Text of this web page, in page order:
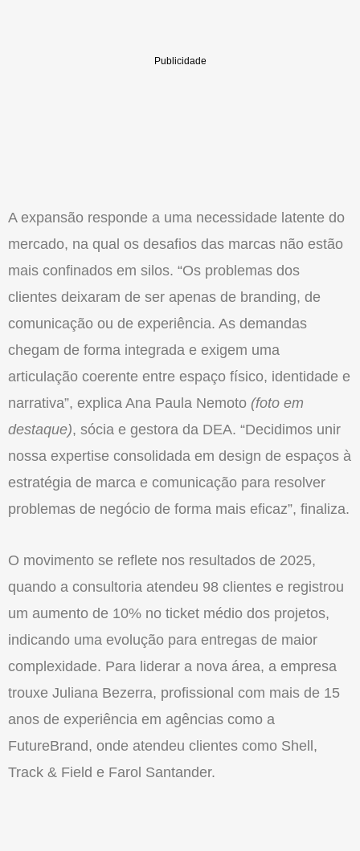
A expansão responde a uma necessidade latente do
mercado, na qual os desafios das marcas não estão
mais confinados em silos. “Os problemas dos
clientes deixaram de ser apenas de branding, de
comunicação ou de experiência. As demandas
chegam de forma integrada e exigem uma
articulação coerente entre espaço físico, identidade e
narrativa”, explica Ana Paula Nemoto (foto em
destaque), sócia e gestora da DEA. “Decidimos unir
nossa expertise consolidada em design de espaços à
estratégia de marca e comunicação para resolver
problemas de negócio de forma mais eficaz”, finaliza.
O movimento se reflete nos resultados de 2025,
quando a consultoria atendeu 98 clientes e registrou
um aumento de 10% no ticket médio dos projetos,
indicando uma evolução para entregas de maior
complexidade. Para liderar a nova área, a empresa
trouxe Juliana Bezerra, profissional com mais de 15
anos de experiência em agências como a
FutureBrand, onde atendeu clientes como Shell,
Track & Field e Farol Santander.